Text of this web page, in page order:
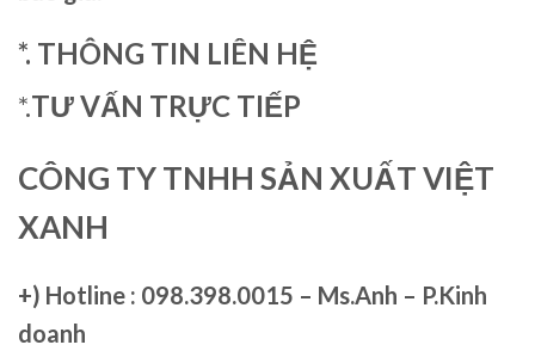
*. THÔNG TIN LIÊN HỆ
*.TƯ VẤN TRỰC TIẾP
CÔNG TY TNHH SẢN XUẤT VIỆT
XANH
+) Hotline : 098.398.0015 – Ms.Anh – P.Kinh
doanh